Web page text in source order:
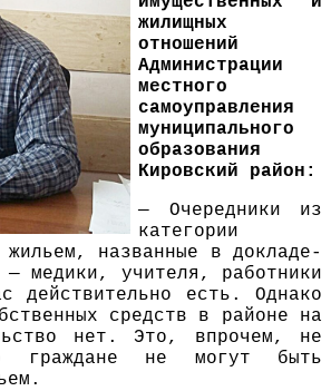
жилищных
отношений
Администрации
местного
самоуправления
муниципального
образования
Кировский район:
— Очередники из
категории
жильем, названные в докладе-
— медики, учителя, работники
действительно есть. Однако
средств в районе на
нет. Это, впрочем, не
граждане не могут быть